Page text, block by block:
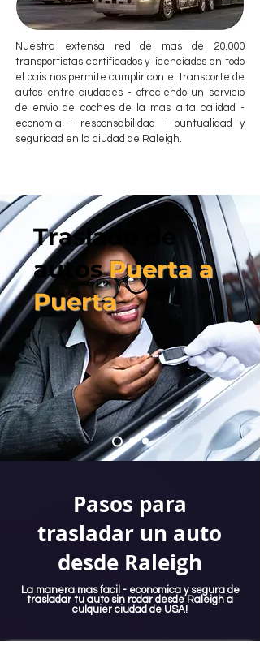
Nuestra extensa red de mas de 20.000
transportistas certificados y licenciados en todo
el pais nos permite cumplir con el transporte de
autos entre ciudades - ofreciendo un servicio
de envio de coches de la mas alta calidad -
economia - responsabilidad - puntualidad y
seguridad en la ciudad de Raleigh.
Traslado de
autosPuerta a
Puerta
Pasos para
trasladar un auto
desde Raleigh
La manera mas facil - economica y segura de
trasladar tu auto sin rodar desde Raleigh a
culquier ciudad de USA!